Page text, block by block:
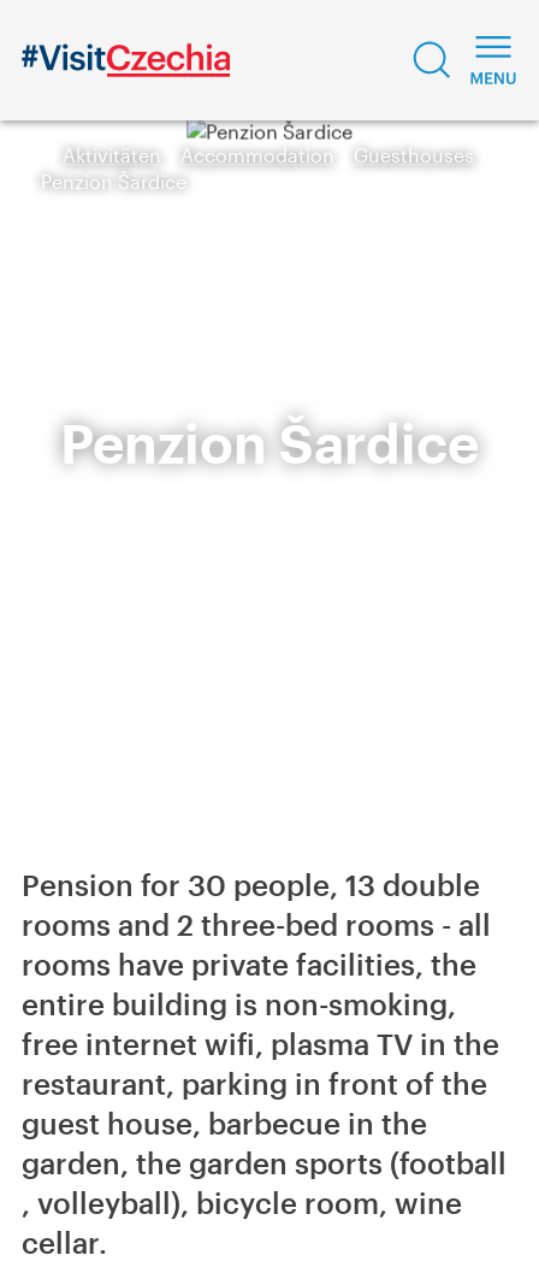
Aktivitäten Accommodation
Guesthouses
Penzion Šardice
Penzion Šardice
Pension for 30 people, 13 double
rooms and 2 three-bed rooms - all
rooms have private facilities, the
entire building is non-smoking,
free internet wifi, plasma TV in the
restaurant, parking in front of the
guest house, barbecue in the
garden, the garden sports (football
, volleyball), bicycle room, wine
cellar.